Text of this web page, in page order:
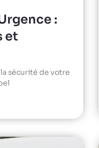
:
et
sécurité de votre